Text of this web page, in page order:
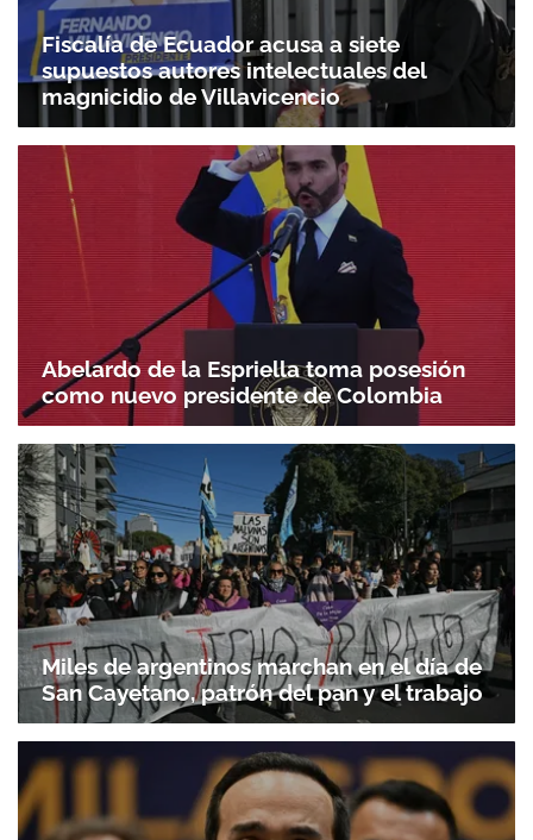
Fiscalía de Ecuador acusa a siete
supuestos autores intelectuales del
magnicidio de Villavicencio
Abelardo de la Espriella toma posesión
como nuevo presidente de Colombia
Miles de argentinos marchan en el día de
San Cayetano, patrón del pan y el trabajo